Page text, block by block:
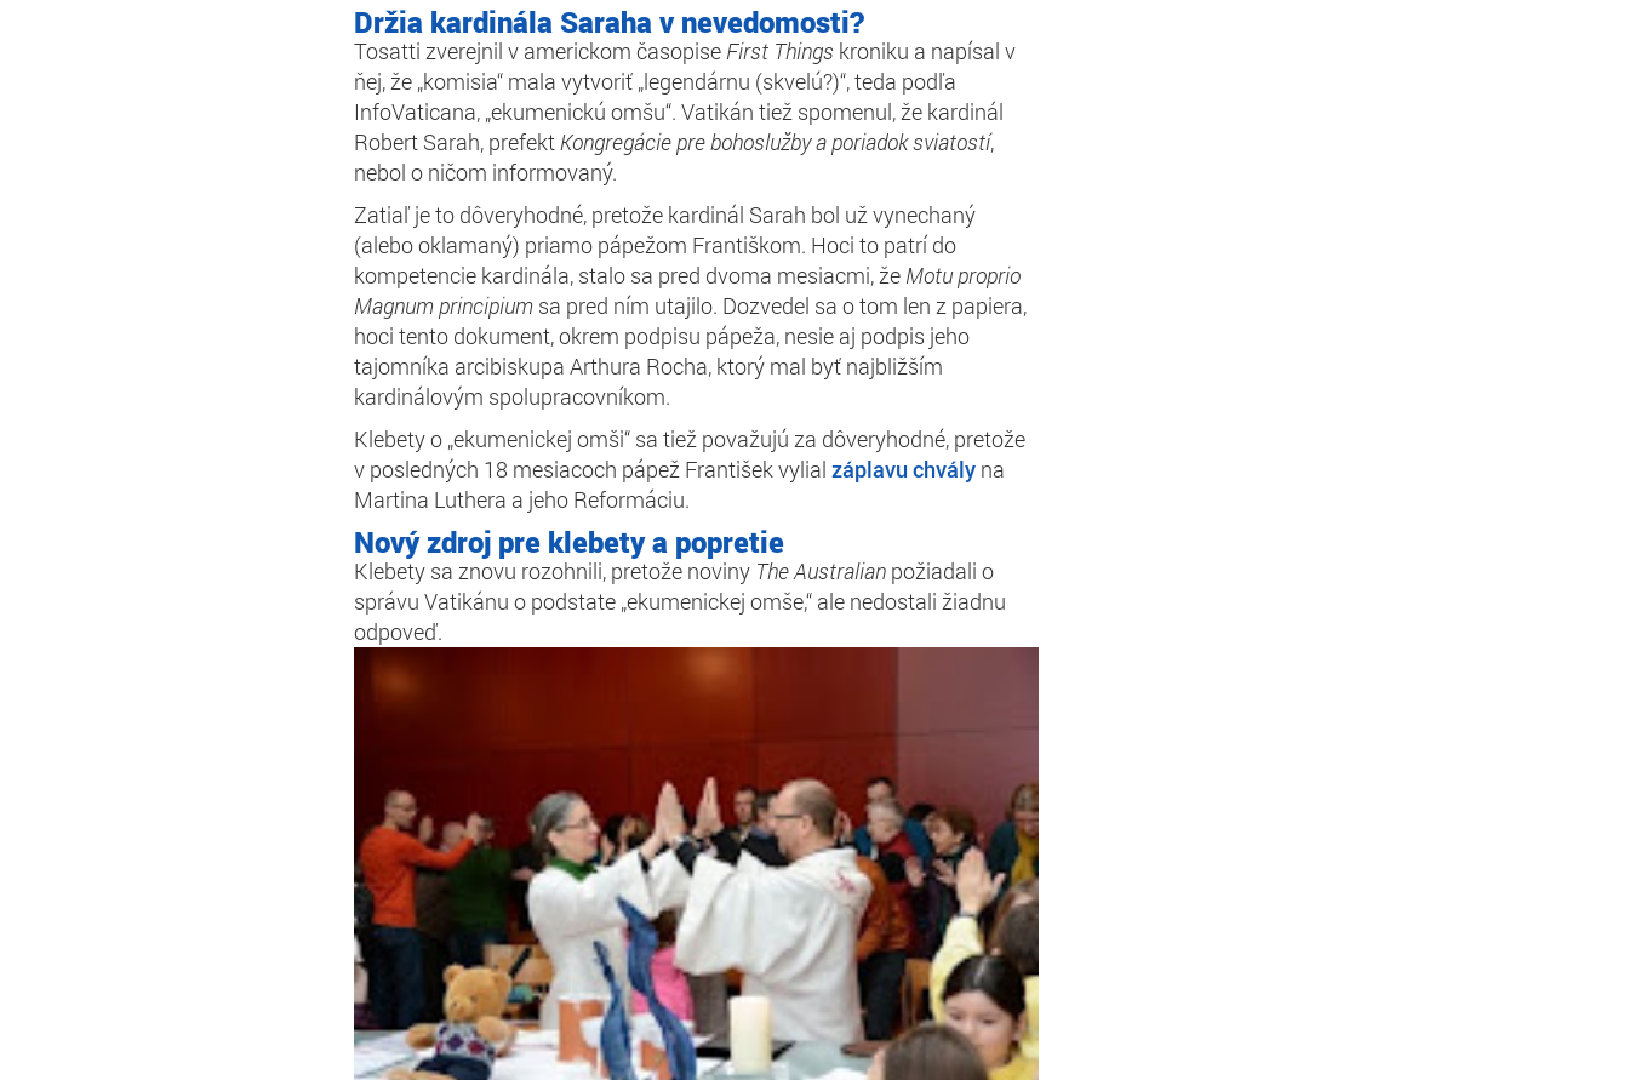
Držia kardinála Saraha v nevedomosti?
Tosatti zverejnil v americkom časopise First Things kroniku a napísal v
ňej, že „komisia“ mala vytvoriť „legendárnu (skvelú?)“, teda podľa
InfoVaticana, „ekumenickú omšu“. Vatikán tiež spomenul, že kardinál
Robert Sarah, prefektKongregácie pre bohoslužby a poriadok sviatostí,
nebol o ničom informovaný.
Zatiaľ je to dôveryhodné, pretože kardinál Sarah bol už vynechaný
(alebo oklamaný) priamo pápežom Františkom. Hoci to patrí do
kompetencie kardinála, stalo sa pred dvoma mesiacmi, že Motu proprio
Magnum principium sa pred ním utajilo. Dozvedel sa o tom len z papiera,
hoci tento dokument, okrem podpisu pápeža, nesie aj podpis jeho
tajomníka arcibiskupa Arthura Rocha, ktorý mal byť najbližším
kardinálovým spolupracovníkom.
Klebety o „ekumenickej omši“ sa tiež považujú za dôveryhodné, pretože
v posledných 18 mesiacoch pápež František vylial záplavu chvály na
Martina Luthera a jeho Reformáciu.
Nový zdroj pre klebety a popretie
Klebety sa znovu rozohnili, pretože noviny The Australian požiadali o
správu Vatikánu o podstate „ekumenickej omše,“ ale nedostali žiadnu
odpoveď.